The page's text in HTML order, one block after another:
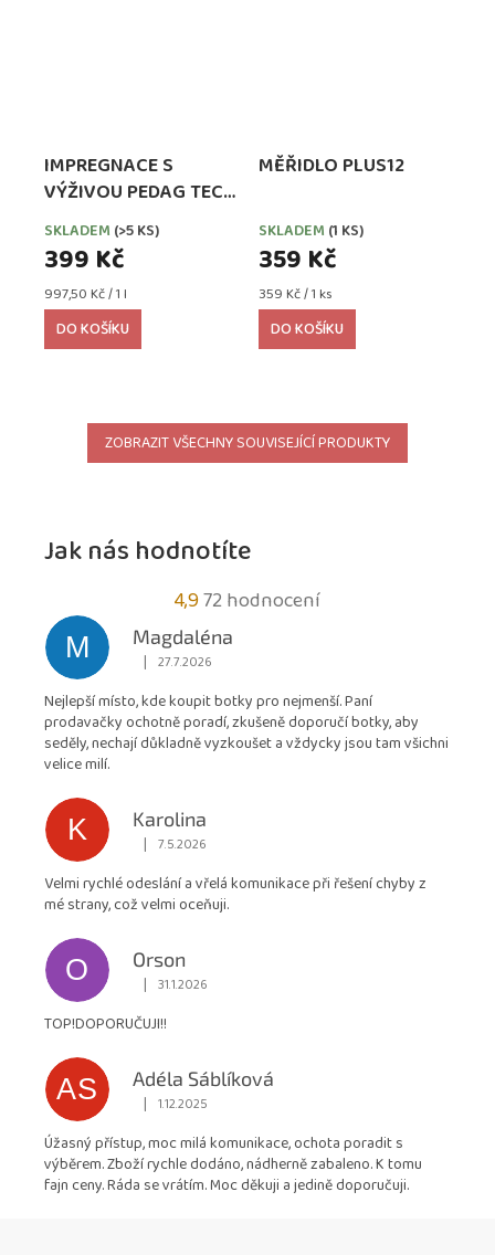
IMPREGNACE S
VÝŽIVOU PEDAG TECH
WATERPROOFER,
EXTRA SILNÁ
SKLADEM (>5 KS)
399 Kč
Měrná
cena:
997,50 Kč / 1 l
DO KOŠÍKU
MĚŘIDLO PLUS12
SKLADEM (1 KS)
359 Kč
Měrná
cena:
359 Kč / 1 ks
DO KOŠÍKU
ZOBRAZIT VŠECHNY SOUVISEJÍCÍ PRODUKTY
Jak nás hodnotíte
4,9Průměrné
hodnocení
obchodu
4,9
z
72 hodnocení
M
Magdaléna
Hodnocení obchodu je 5 z 5 hvězdiček.
| 27.7.2026
Nejlepší místo, kde koupit botky pro nejmenší. Paní
prodavačky ochotně poradí, zkušeně doporučí botky, aby
seděly, nechají důkladně vyzkoušet a vždycky jsou tam všichni
velice milí.
K
Karolina
Hodnocení obchodu je 5 z 5 hvězdiček.
| 7.5.2026
Velmi rychlé odeslání a vřelá komunikace při řešení chyby z
mé strany, což velmi oceňuji.
O
Orson
Hodnocení obchodu je 5 z 5 hvězdiček.
| 31.1.2026
TOP!DOPORUČUJI!!
AS
Adéla Sáblíková
Hodnocení obchodu je 5 z 5 hvězdiček.
| 1.12.2025
Úžasný přístup, moc milá komunikace, ochota poradit s
výběrem. Zboží rychle dodáno, nádherně zabaleno. K tomu
fajn ceny. Ráda se vrátím. Moc děkuji a jedině doporučuji.